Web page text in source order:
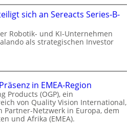
sich an Sereacts Series-B-
Robotik- und KI-Unternehmen
als strategischen Investor
in EMEA-Region
Products (OGP), ein
von Quality Vision International,
Partner-Netzwerk in Europa, dem
und Afrika (EMEA).